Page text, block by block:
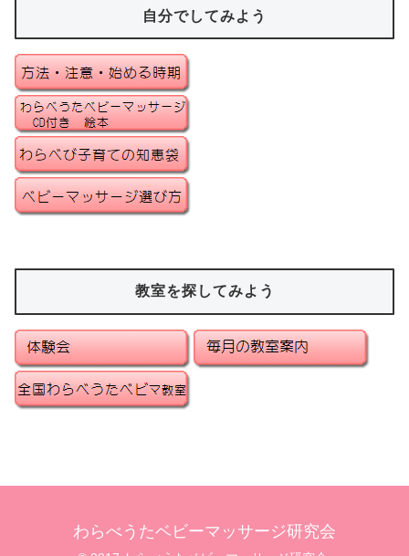
自分でしてみよう
教室を探してみよう
わらべうたベビーマッサージ研究会